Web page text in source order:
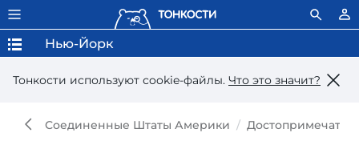
Тонкости используют сookie-файлы. Что это значит?
Нью-Йорк
Соединенные Штаты Америки